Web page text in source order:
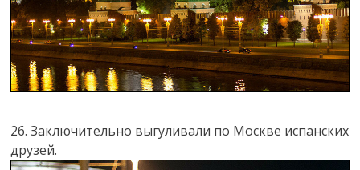
26. Заключительно выгуливали по Москве испанских
друзей.